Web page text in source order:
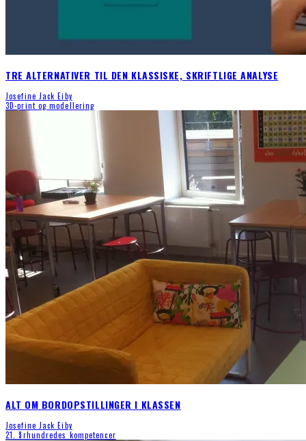
TRE ALTERNATIVER TIL DEN KLASSISKE, SKRIFTLIGE ANALYSE
Josefine Jack Eiby
3D-print og modellering
ALT OM BORDOPSTILLINGER I KLASSEN
Josefine Jack Eiby
21. århundredes kompetencer